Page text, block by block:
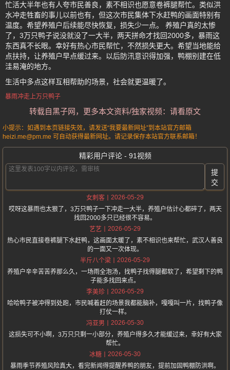
忙活大半年也有人夸市民善良，素不相识也愿意卷裤腿帮忙。类似洪
水冲走牲畜的事儿以前也有，但这次市民集体下水赶鸭的画面特别有
温度。希望养殖户后续能尽快恢复，损失少一点。 养殖户真的太惨
了，3万只鸭子说没就没了一大半，两天拼命才找回2000多，暴雨这
东西真不长眼。幸好有热心市民帮忙，不然损失更大。希望当地能给
点扶持，让养殖户早点缓过来。以后防汛意识得加强，鸭棚别建在低
洼易淹的地方。
生活中多点这样互相帮助的场景，社会就更温暖了。
暴雨冲走上万只鸭子
转载自黑子网，更多本文资料/独家视频：请看原文
小提示：如遇到本页链接失效，请发送“我要最新网址”到本站官方邮箱
heizi.me@pm.me 可自动获得最新网址。请记录保存本站官方联系邮箱！
精彩用户评论 - 91视频
提
交
女刺客
2026-05-29
哎呀这暴雨也太狠了，3万只鸭子一下冲走一大半，养殖户估计心都碎了，两天
找回2000多只已经很不容易。
艺艺
2026-05-29
热心市民直接卷裤腿下水赶鸭，这画面太暖了，素不相识也来帮忙，武汉人善良
的一面又一次体现。
半斤八个梁
2026-05-29
养殖户辛辛苦苦养那么久，一场雨全泡汤，找鸭子找得腿都软了，希望剩下的鸭
子能多找回来点。
李美珍
2026-05-29
哈哈鸭子被冲得到处跑，市民喊着赶的场景我都能脑补，嘎嘎叫一片，找鸭子像
打仗一样。
冯亚男
2026-05-30
这损失可不小啊，3万只只剩一小部分，养殖户得多久才能缓过来，幸好有大家
帮忙。
冰糖
2026-05-30
暴雨季节养殖风险真大，看完新闻得提醒养鸭的朋友，提前加固鸭棚防洪啊。